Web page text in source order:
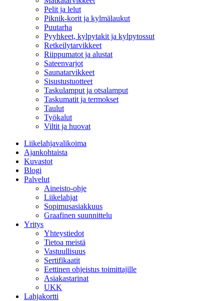
Pelit ja lelut
Piknik-korit ja kylmälaukut
Puutarha
Pyyhkeet, kylpytakit ja kylpytossut
Retkeilytarvikkeet
Riippumatot ja alustat
Sateenvarjot
Saunatarvikkeet
Sisustustuotteet
Taskulamput ja otsalamput
Taskumatit ja termokset
Taulut
Työkalut
Viltit ja huovat
Liikelahjavalikoima
Ajankohtaista
Kuvastot
Blogi
Palvelut
Aineisto-ohje
Liikelahjat
Sopimusasiakkuus
Graafinen suunnittelu
Yritys
Yhteystiedot
Tietoa meistä
Vastuullisuus
Sertifikaatit
Eettinen ohjeistus toimittajille
Asiakastarinat
UKK
Lahjakortti